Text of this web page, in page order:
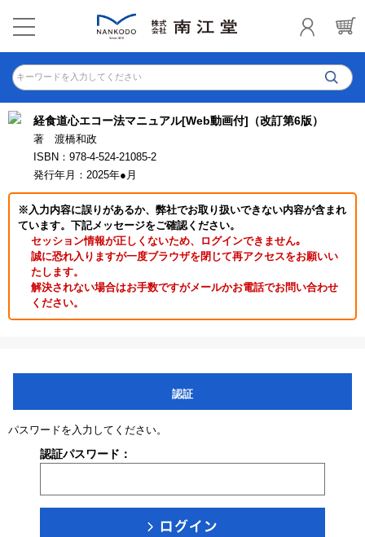
キーワードを入力してください
経食道心エコー法マニュアル[Web動画付]（改訂第6版）
著 渡橋和政
ISBN：978-4-524-21085-2
発行年月：2025年●月
※入力内容に誤りがあるか、弊社でお取り扱いできない内容が含まれ
ています。下記メッセージをご確認ください。
セッション情報が正しくないため、ログインできません｡
誠に恐れ入りますが一度ブラウザを閉じて再アクセスをお願いい
たします。
解決されない場合はお手数ですがメールかお電話でお問い合わせ
ください。
認証
パスワードを入力してください。
認証パスワード：